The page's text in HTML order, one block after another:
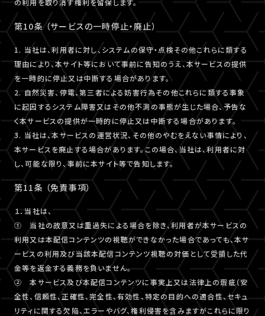
の利用を取り消す権利を留保します。
第10条 （サービスの一時停止・廃止）
1. 当社は、利用者に対し、システムの保守・点検その他これらに類する
理由により、本サイト等において事前に告知のうえ、本サービスの提供
を一時的に停止又は中断する場合があります。
2. 自然災害、停電、第三者による妨害行為その他これらに類する事象
に起因するシステム障害又はその他不測の事態が生じた場合、予告な
く本サービスの提供が一時的に停止又は中断する場合があります。
3. 当社は、本サービスの運営状況、その他のやむをえない事情により、
本サービスを廃止する場合があります。この場合、当社は、利用者に対
し、可能な限り、事前に本サイト等で告知します。
第11条 （免責事項）
１．当社は、
① 当社の故意又は重過失による場合を除き、利用者が本サービスの
利用又は本配信コンテンツの視聴ができなかった場合であっても、本サ
ービスの利用及び当該本配信コンテンツ視聴の対価として受領した代
金等を返金する義務を負いません。
② 本サービス及び本配信コンテンツに事実上又は法律上の瑕疵（安
全性、信頼性、正確性、完全性、有効性、特定の目的への適合性、セキュ
リティに関する欠陥、エラーやバグ、権利侵害を含みますがこれらに限り